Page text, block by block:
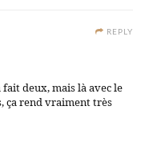
REPLY
deux, mais là avec le
ça rend vraiment très